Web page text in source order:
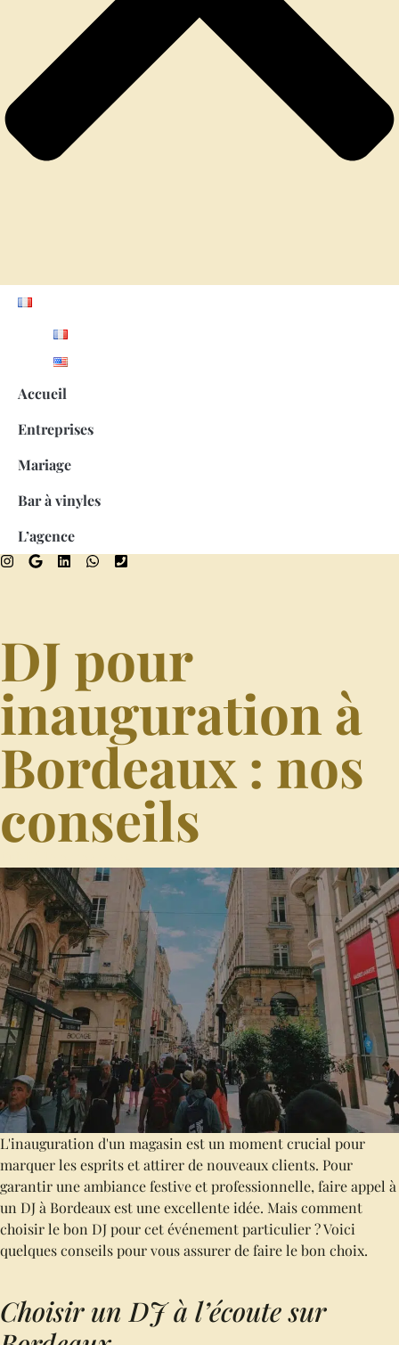
Accueil
Entreprises
Mariage
Bar à vinyles
L’agence
DJ pour
inauguration à
Bordeaux : nos
conseils
L'inauguration d'un magasin est un moment crucial pour
marquer les esprits et attirer de nouveaux clients. Pour
garantir une ambiance festive et professionnelle, faire appel à
un DJ à Bordeaux est une excellente idée. Mais comment
choisir le bon DJ pour cet événement particulier ? Voici
quelques conseils pour vous assurer de faire le bon choix.
Choisir un DJ à l’écoute sur